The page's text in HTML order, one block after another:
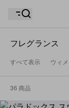
お客様のシ
マイ
ションをチェ
ィッシ
マ
フレグランス
すべて表示 ウィ
36 商品